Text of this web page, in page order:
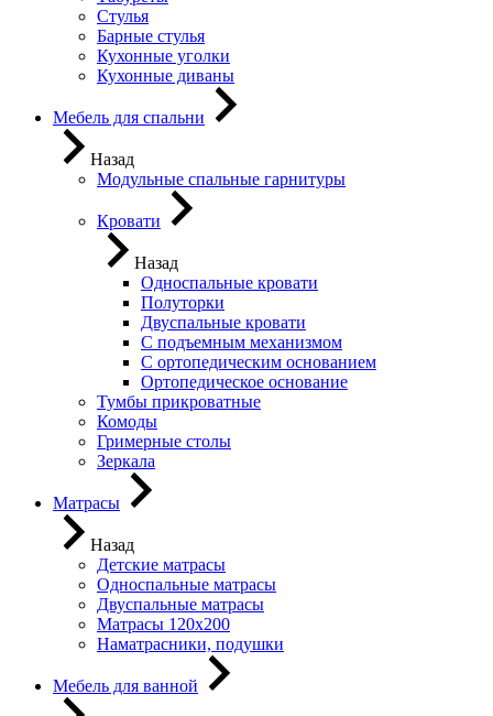
Стулья
Барные стулья
Кухонные уголки
Кухонные диваны
Мебель для спальни
Назад
Модульные спальные гарнитуры
Кровати
Назад
Односпальные кровати
Полуторки
Двуспальные кровати
С подъемным механизмом
С ортопедическим основанием
Ортопедическое основание
Тумбы прикроватные
Комоды
Гримерные столы
Зеркала
Матрасы
Назад
Детские матрасы
Односпальные матрасы
Двуспальные матрасы
Матрасы 120х200
Наматрасники, подушки
Мебель для ванной